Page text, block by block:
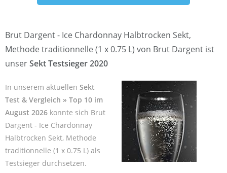
Brut Dargent - Ice Chardonnay Halbtrocken Sekt,
Methode traditionnelle (1 x 0.75 L) von Brut Dargent ist
unserSekt Testsieger 2020
In unserem aktuellen Sekt
Test & Vergleich » Top 10 im
August 2026 konnte sich Brut
Dargent - Ice Chardonnay
Halbtrocken Sekt, Methode
traditionnelle (1 x 0.75 L) als
Testsieger durchsetzen.